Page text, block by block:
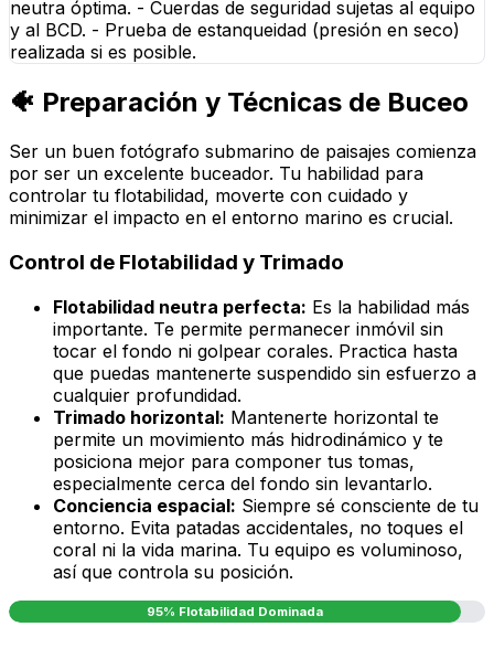
neutra óptima. - Cuerdas de seguridad sujetas al equipo
y al BCD. - Prueba de estanqueidad (presión en seco)
realizada si es posible.
🐠 Preparación y Técnicas de Buceo
Ser un buen fotógrafo submarino de paisajes comienza
por ser un excelente buceador. Tu habilidad para
controlar tu flotabilidad, moverte con cuidado y
minimizar el impacto en el entorno marino es crucial.
Control de Flotabilidad y Trimado
Flotabilidad neutra perfecta: Es la habilidad más
importante. Te permite permanecer inmóvil sin
tocar el fondo ni golpear corales. Practica hasta
que puedas mantenerte suspendido sin esfuerzo a
cualquier profundidad.
Trimado horizontal: Mantenerte horizontal te
permite un movimiento más hidrodinámico y te
posiciona mejor para componer tus tomas,
especialmente cerca del fondo sin levantarlo.
Conciencia espacial: Siempre sé consciente de tu
entorno. Evita patadas accidentales, no toques el
coral ni la vida marina. Tu equipo es voluminoso,
así que controla su posición.
95% Flotabilidad Dominada